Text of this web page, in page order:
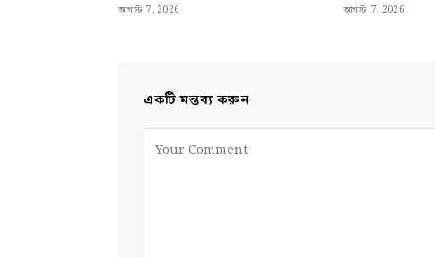
আগস্ট 7, 2026 আগস্ট 7, 2026
একটি মন্তব্য করুন